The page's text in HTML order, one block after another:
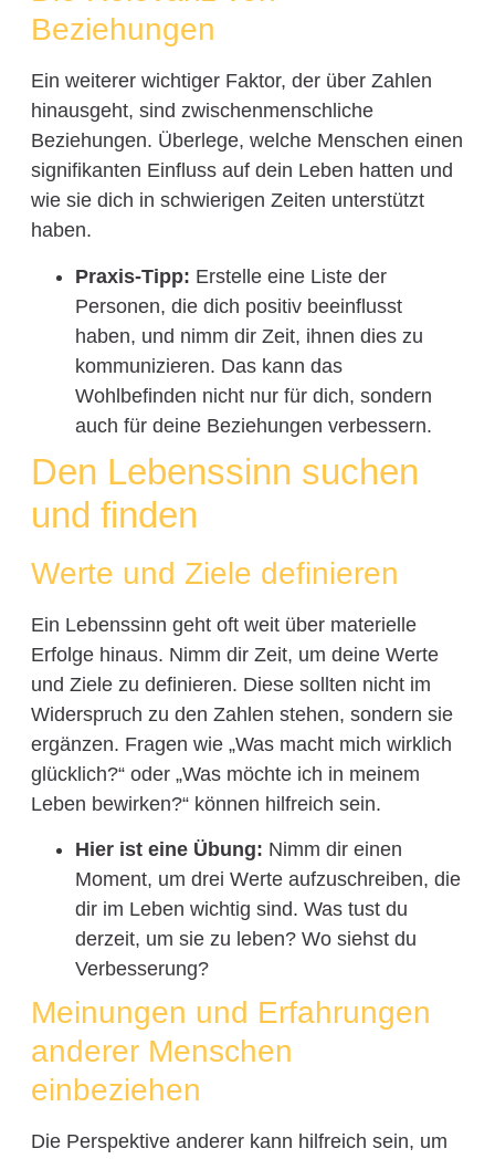
Beziehungen
Ein weiterer wichtiger Faktor, der über Zahlen
hinausgeht, sind zwischenmenschliche
Beziehungen. Überlege, welche Menschen einen
signifikanten Einfluss auf dein Leben hatten und
wie sie dich in schwierigen Zeiten unterstützt
haben.
Praxis-Tipp: Erstelle eine Liste der
Personen, die dich positiv beeinflusst
haben, und nimm dir Zeit, ihnen dies zu
kommunizieren. Das kann das
Wohlbefinden nicht nur für dich, sondern
auch für deine Beziehungen verbessern.
Den Lebenssinn suchen
und finden
Werte und Ziele definieren
Ein Lebenssinn geht oft weit über materielle
Erfolge hinaus. Nimm dir Zeit, um deine Werte
und Ziele zu definieren. Diese sollten nicht im
Widerspruch zu den Zahlen stehen, sondern sie
ergänzen. Fragen wie „Was macht mich wirklich
glücklich?“ oder „Was möchte ich in meinem
Leben bewirken?“ können hilfreich sein.
Hier ist eine Übung: Nimm dir einen
Moment, um drei Werte aufzuschreiben, die
dir im Leben wichtig sind. Was tust du
derzeit, um sie zu leben? Wo siehst du
Verbesserung?
Meinungen und Erfahrungen
anderer Menschen
einbeziehen
Die Perspektive anderer kann hilfreich sein, um